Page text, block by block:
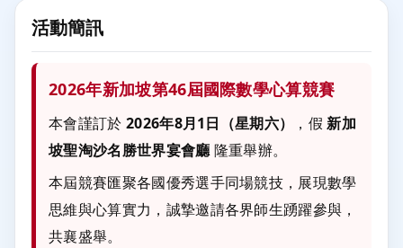
活動簡訊
2026年新加坡第46屆國際數學心算競賽
本會謹訂於 2026年8月1日（星期六） ，假新加
坡聖淘沙名勝世界宴會廳隆重舉辦。
本屆競賽匯聚各國優秀選手同場競技，展現數學
思維與心算實力，誠摯邀請各界師生踴躍參與，
共襄盛舉。